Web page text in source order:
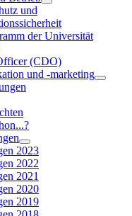
und
der Universität
(CDO)
und -marketing
2023
2022
2021
2020
2019